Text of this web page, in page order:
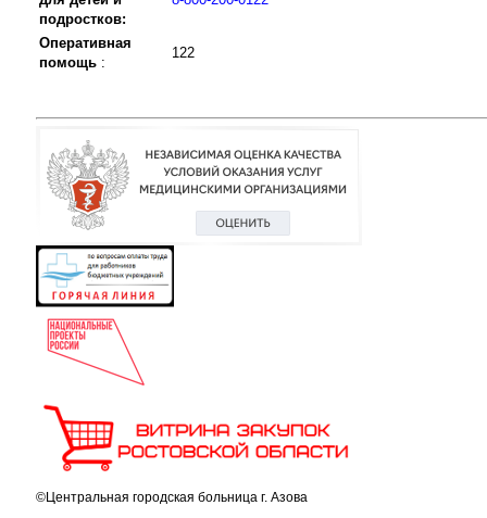
подростков:
Оперативная
помощь :
122
©Центральная городская больница г. Азова